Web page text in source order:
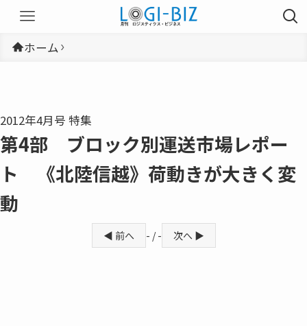
ホーム
2012年4月号 特集
第4部 ブロック別運送市場レポー
ト 《北陸信越》荷動きが大きく変
動
◀ 前へ - / - 次へ ▶